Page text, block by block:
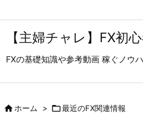
【主婦チャレ】FX初
FXの基礎知識や参考動画 稼ぐノウ
ホーム > 最近のFX関連情報